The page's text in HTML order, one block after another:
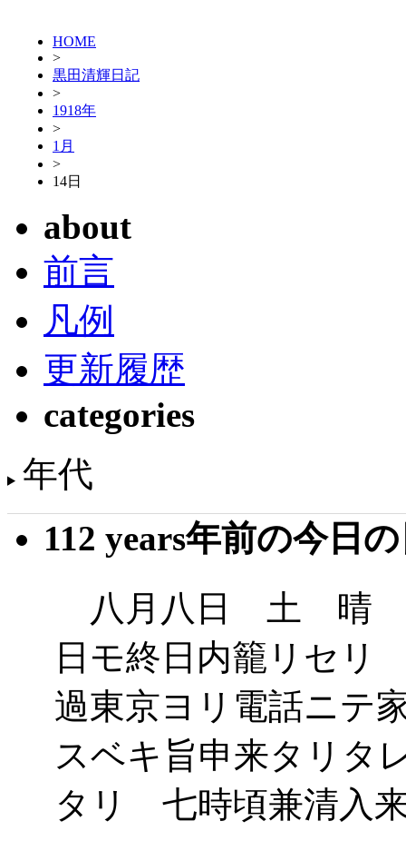
HOME
>
黒田清輝日記
>
1918年
>
1月
>
14日
about
前言
凡例
更新履歴
categories
年代
112 years年前の今日
八月八日 土 晴
日モ終日内籠リセ
過東京ヨリ電話ニテ
スベキ旨申来タリタ
タリ 七時頃兼清入